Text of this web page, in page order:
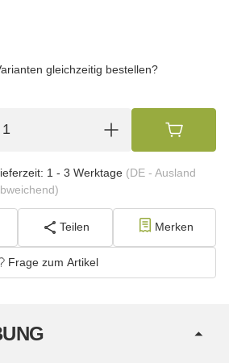
gleichzeitig bestellen?
1 - 3 Werktage (DE - Ausland
Teilen Merken
Frage zum Artikel